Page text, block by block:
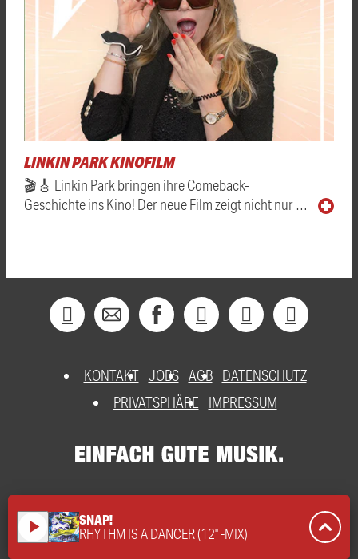
LINKIN PARK KINOFILM
🎬🎸 Linkin Park bringen ihre Comeback-
Geschichte ins Kino! Der neue Film zeigt nicht nur …
KONTAKT JOBS AGB DATENSCHUTZ
PRIVATSPHÄRE
IMPRESSUM
play_arrow SNAP!
RHYTHM IS A DANCER (12'' -MIX)